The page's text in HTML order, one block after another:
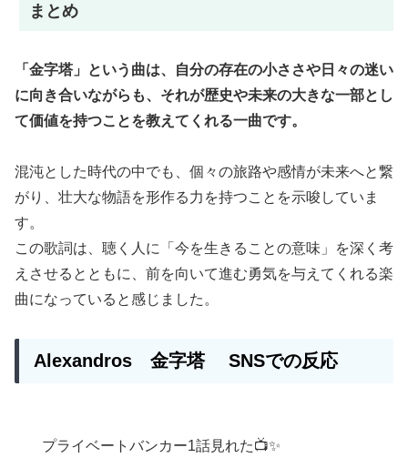
まとめ
「金字塔」という曲は、自分の存在の小ささや日々の迷い
に向き合いながらも、それが歴史や未来の大きな一部とし
て価値を持つことを教えてくれる一曲です。
混沌とした時代の中でも、個々の旅路や感情が未来へと繋
がり、壮大な物語を形作る力を持つことを示唆していま
す。
この歌詞は、聴く人に「今を生きることの意味」を深く考
えさせるとともに、前を向いて進む勇気を与えてくれる楽
曲になっていると感じました。
Alexandros 金字塔 SNSでの反応
プライベートバンカー1話見れた📺✨